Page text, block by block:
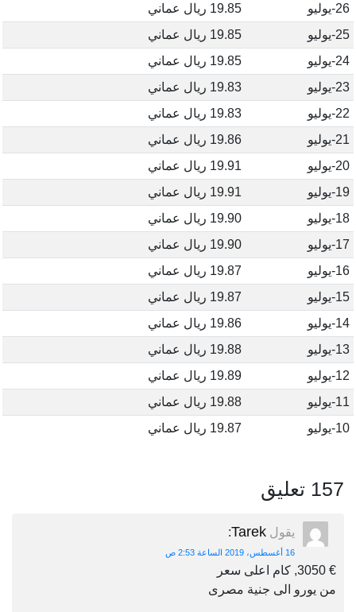
26-يوليو
19.85 ريال عماني
25-يوليو
19.85 ريال عماني
24-يوليو
19.85 ريال عماني
23-يوليو
19.83 ريال عماني
22-يوليو
19.83 ريال عماني
21-يوليو
19.86 ريال عماني
20-يوليو
19.91 ريال عماني
19-يوليو
19.91 ريال عماني
18-يوليو
19.90 ريال عماني
17-يوليو
19.90 ريال عماني
16-يوليو
19.87 ريال عماني
15-يوليو
19.87 ريال عماني
14-يوليو
19.86 ريال عماني
13-يوليو
19.88 ريال عماني
12-يوليو
19.89 ريال عماني
11-يوليو
19.88 ريال عماني
10-يوليو
19.87 ريال عماني
157 تعليق
يقول Tarek
:
16 أغسطس، 2019 الساعة 2:53 ص
€ 3050, كام اعلى سعر
من يورو الى جنية مصرى